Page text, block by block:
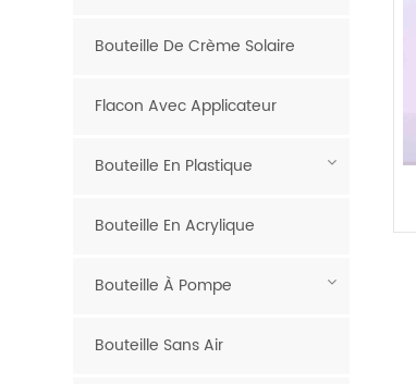
Bouteille De Crème Solaire
Flacon Avec Applicateur
Bouteille En Plastique
Bouteille En Acrylique
Bouteille À Pompe
Bouteille Sans Air